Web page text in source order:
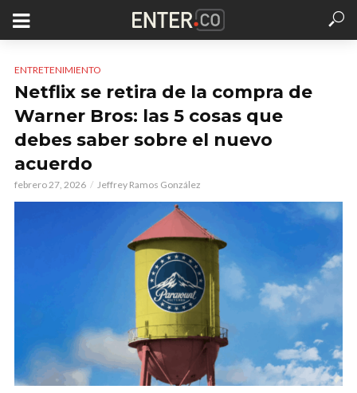
ENTRETENIMIENTO
Netflix se retira de la compra de
Warner Bros: las 5 cosas que
debes saber sobre el nuevo
acuerdo
febrero 27, 2026 Jeffrey Ramos González